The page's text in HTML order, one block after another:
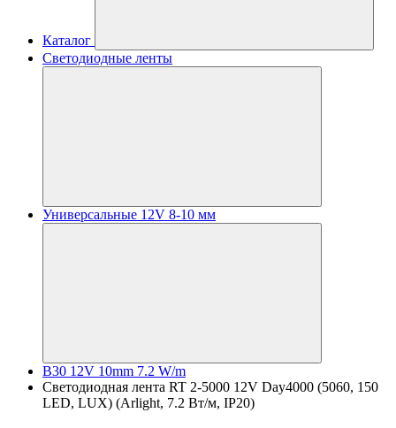
Каталог
Светодиодные ленты
Универсальные 12V 8-10 мм
B30 12V 10mm 7.2 W/m
Светодиодная лента RT 2-5000 12V Day4000 (5060, 150
LED, LUX) (Arlight, 7.2 Вт/м, IP20)